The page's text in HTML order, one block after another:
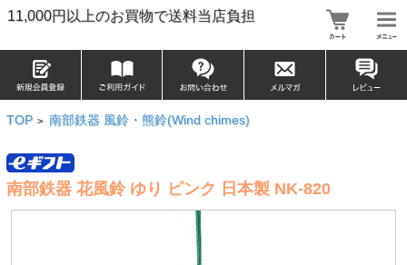
11,000円以上のお買物で送料当店負担
TOP > 南部鉄器 風鈴・熊鈴(Wind chimes)
南部鉄器 花風鈴 ゆり ピンク 日本製 NK-820